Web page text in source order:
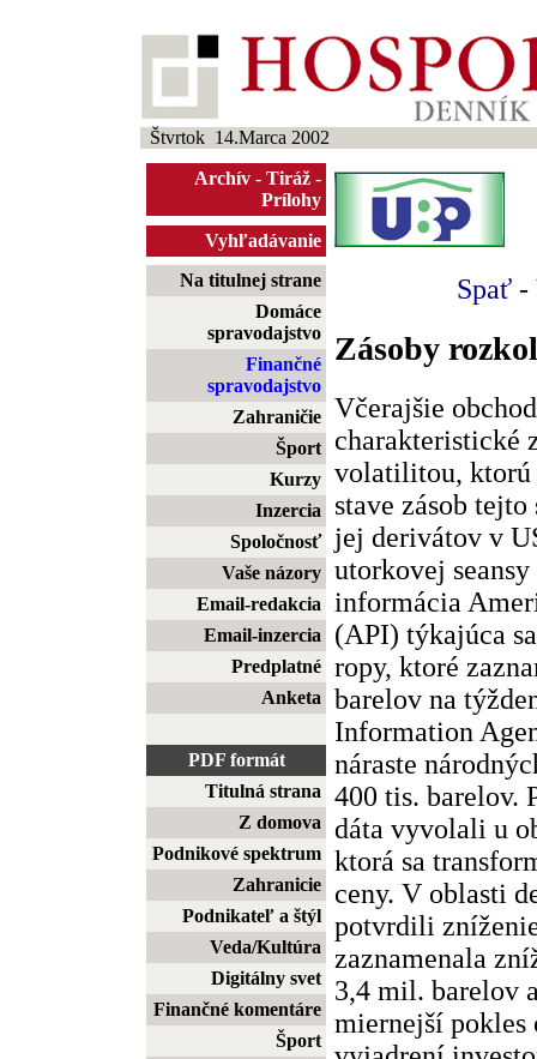
Štvrtok 14.Marca 2002
Archív - Tiráž -
Prílohy
Vyhľadávanie
Na titulnej strane
Domáce
spravodajstvo
Finančné
spravodajstvo
Zahraničie
Šport
Kurzy
Inzercia
Spoločnosť
Vaše názory
Email-redakcia
Email-inzercia
Predplatné
Anketa
PDF formát
Titulná strana
Z domova
Podnikové spektrum
Zahranicie
Podnikateľ a štýl
Veda/Kultúra
Digitálny svet
Finančné komentáre
Šport
Spať -
Zásoby
Včerajšie
charakteristické
volatilitou,
stave zásob
jej derivátov v
utorkovej
informácia
(API) týkajúca
ropy, ktoré
barelov na
Information
náraste
400 tis. barelov.
dáta vyvolali u
ktorá sa
ceny. V oblasti
potvrdili
zaznamenala
3,4 mil. barelov
miernejší pokles